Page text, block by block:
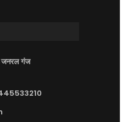
जनरल गंज